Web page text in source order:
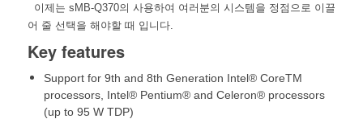
이제는 sMB-Q370의 사용하여 여러분의 시스템을 정점으로 이끌
어 줄 선택을 해야할 때 입니다.
Key features
Support for 9th and 8th Generation Intel® CoreTM
processors, Intel® Pentium® and Celeron® processors
(up to 95 W TDP)